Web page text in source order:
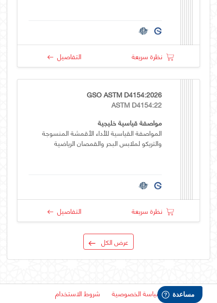
نظرة سريعة التفاصيل
GSO ASTM D4154:2026
ASTM D4154:22
مواصفة قياسية خليجية
المواصفة القياسية للأداء الأقمشة المنسوجة
والتريكو لملابس البحر والقمصان الرياضية
نظرة سريعة التفاصيل
عرض الكل
سياسة الخصوصية شروط الاستخدام